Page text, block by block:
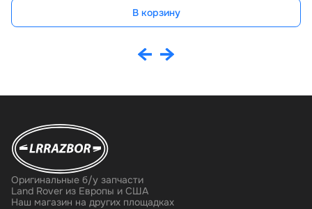
В корзину
Оригинальные б/у запчасти
Land Rover из Европы и США
Наш магазин на других площадках